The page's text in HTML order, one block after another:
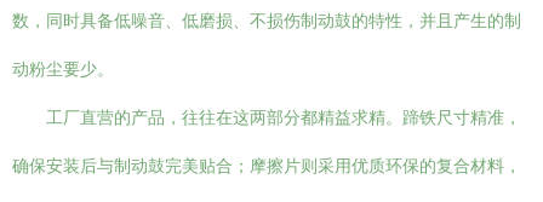
数，同时具备低噪音、低磨损、不损伤制动鼓的特性，并且产生的制
动粉尘要少。
工厂直营的产品，往往在这两部分都精益求精。蹄铁尺寸精准，
确保安装后与制动鼓完美贴合；摩擦片则采用优质环保的复合材料，